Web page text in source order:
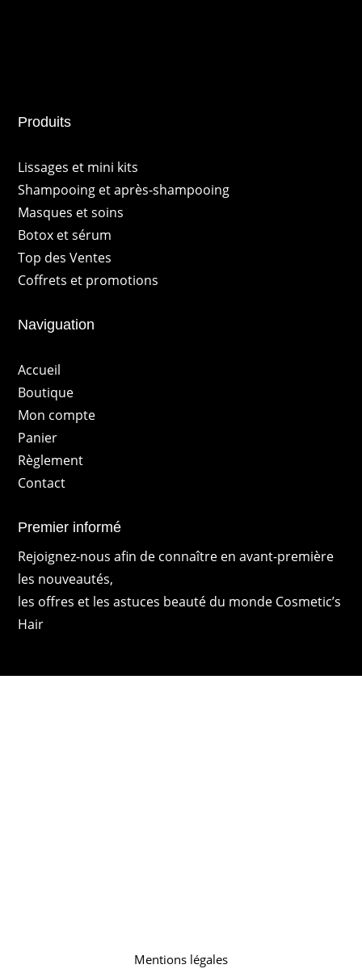
Produits
Lissages et mini kits
Shampooing et après-shampooing
Masques et soins
Botox et sérum
Top des Ventes
Coffrets et promotions
Naviguation
Accueil
Boutique
Mon compte
Panier
Règlement
Contact
Premier informé
Rejoignez-nous afin de connaître en avant-première
les nouveautés,
les offres et les astuces beauté du monde Cosmetic’s
Hair
Mentions légales